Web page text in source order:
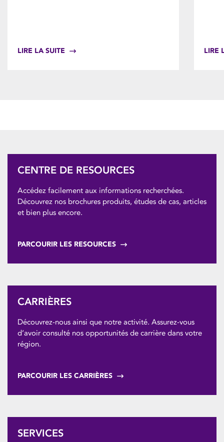
LIRE LA SUITE LIRE
CENTRE DE RESOURCES
Accédez facilement aux informations recherchées.
Découvrez nos brochures produits, études de cas, articles
et bien plus encore.
PARCOURIR LES RESOURCES
CARRIÈRES
Découvrez-nous ainsi que notre activité. Assurez-vous
d’avoir consulté nos opportunités de carrière dans votre
région.
PARCOURIR LES CARRIÈRES
SERVICES